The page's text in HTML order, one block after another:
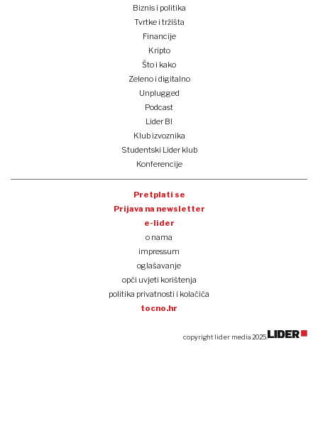
Biznis i politika
Tvrtke i tržišta
Financije
Kripto
Što i kako
Zeleno i digitalno
Unplugged
Podcast
Lider BI
Klub izvoznika
Studentski Lider klub
Konferencije
Pretplati se
Prijava na newsletter
e-lider
o nama
impressum
oglašavanje
opći uvjeti korištenja
politika privatnosti i kolačića
tocno.hr
copyright lider media 2025.